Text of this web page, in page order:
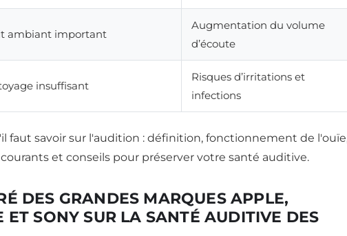
ambiant important
Augmentation du volume
d’écoute
insuffisant
Risques d’irritations et
infections
DES GRANDES MARQUES APPLE,
ET SONY SUR LA SANTÉ AUDITIVE DES